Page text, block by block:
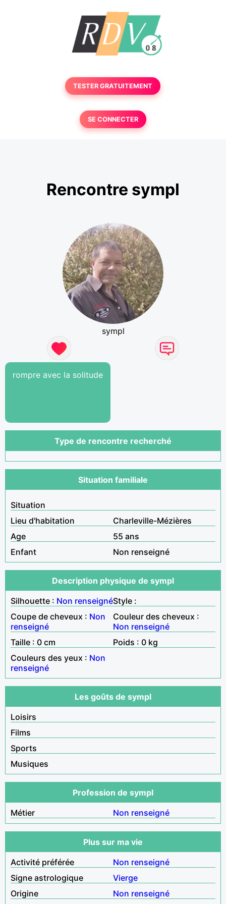
TESTER GRATUITEMENT
SE CONNECTER
Rencontre sympl
sympl
rompre avec la solitude
Type de rencontre recherché
Situation familiale
Situation
Lieu d'habitation
Charleville-Mézières
Age
55 ans
Enfant
Non renseigné
Description physique de sympl
Silhouette : Non renseignéStyle :
Coupe de cheveux : Non
renseigné
Couleur des cheveux :
Non renseigné
Taille : 0 cm
Poids : 0 kg
Couleurs des yeux : Non
renseigné
Les goûts de sympl
Loisirs
Films
Sports
Musiques
Profession de sympl
Métier
Non renseigné
Plus sur ma vie
Activité préférée
Non renseigné
Signe astrologique
Vierge
Origine
Non renseigné